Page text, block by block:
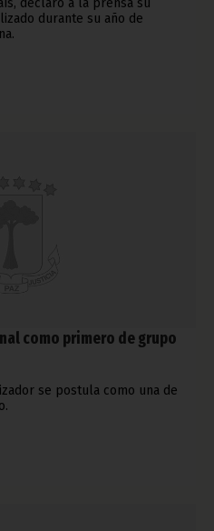
declaró a la prensa su
durante su año de
como primero de grupo
se postula como una de